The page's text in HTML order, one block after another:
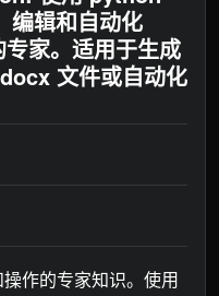
辑和自动化
家。适用于生成
文件或自动化
作的专家知识。使用